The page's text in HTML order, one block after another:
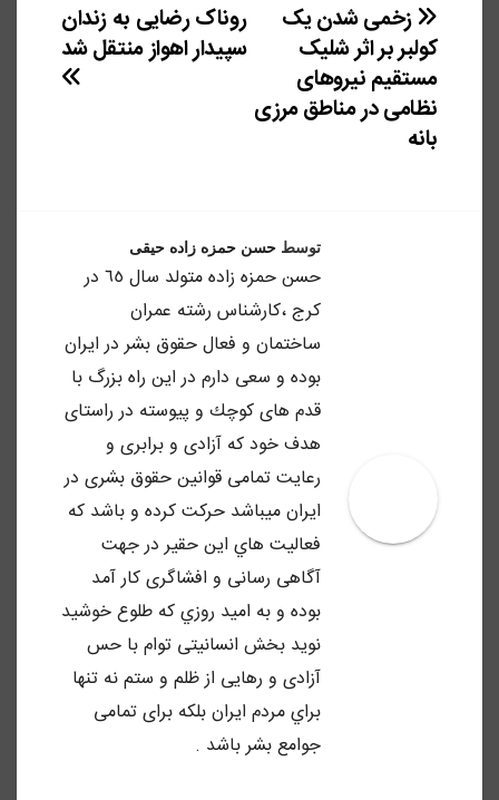
راهبری
نوشته
روناک رضایی به زندان
سپیدار اهواز منتقل شد
زخمی شدن یک
کولبر بر اثر شلیک
مستقیم نیروهای
نظامی در مناطق مرزی
بانه
توسط حسن حمزه زاده حیقی
حسن حمزه زاده متولد سال ٦٥ در
كرج ،كارشناس رشته عمران
ساختمان و فعال حقوق بشر در ايران
بوده و سعى دارم در اين راه بزرگ با
قدم هاى كوچك و پيوسته در راستاى
هدف خود كه آزادى و برابرى و
رعايت تمامى قوانين حقوق بشرى در
ايران ميباشد حركت كرده و باشد كه
فعاليت هاي اين حقير در جهت
آگاهى رسانى و افشاگرى كار آمد
بوده و به اميد روزي كه طلوع خوشيد
نويد بخش انسانيتى توام با حس
آزادى و رهايى از ظلم و ستم نه تنها
براي مردم ايران بلكه براى تمامى
جوامع بشر باشد .